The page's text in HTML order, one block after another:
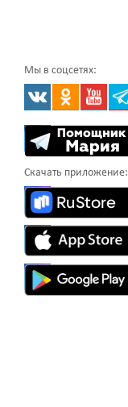
Мы в соцсетях:
Скачать приложение: